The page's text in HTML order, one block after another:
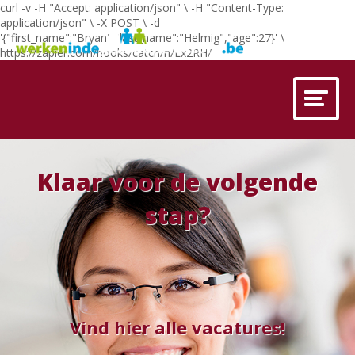
curl -v -H "Accept: application/json" \ -H "Content-Type:
application/json" \ -X POST \ -d
'{"first_name":"Bryan","last_name":"Helmig","age":27}' \
https://zapier.com/hooks/catch/n/Lx2RH/
Klaar voor de volgende
stap?
Vind hier alle vacatures!